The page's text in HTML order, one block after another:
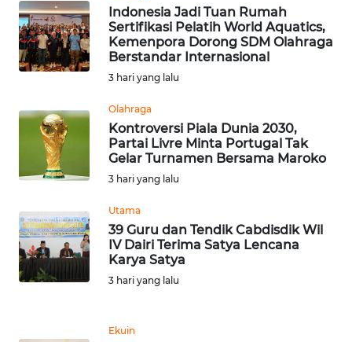
Indonesia Jadi Tuan Rumah
Sertifikasi Pelatih World Aquatics,
Kemenpora Dorong SDM Olahraga
Berstandar Internasional
3 hari yang lalu
Olahraga
Kontroversi Piala Dunia 2030,
Partai Livre Minta Portugal Tak
Gelar Turnamen Bersama Maroko
3 hari yang lalu
Utama
39 Guru dan Tendik Cabdisdik Wil
IV Dairi Terima Satya Lencana
Karya Satya
3 hari yang lalu
Ekuin
WN
NIAS
LANGKAT
WN
TAPANULI
SELATAN
WN
TANJUNG
LESUNG